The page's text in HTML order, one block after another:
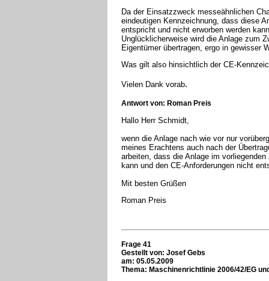
Da der Einsatzzweck messeähnlichen
eindeutigen Kennzeichnung, dass diese
entspricht und nicht erworben werden
Unglücklicherweise wird die Anlage zum
Eigentümer übertragen, ergo in gewisser
Was gilt also hinsichtlich der CE-
Vielen Dank vorab.
Antwort von: Roman Preis
Hallo Herr Schmidt,
wenn die Anlage nach wie vor nur
meines Erachtens auch nach der
arbeiten, dass die Anlage im
kann und den CE-Anforderungen nicht
Mit besten Grüßen
Roman Preis
Frage 41
Gestellt von: Josef Gebs
am: 05.05.2009
Thema: Maschinenrichtlinie 2006/42/EG